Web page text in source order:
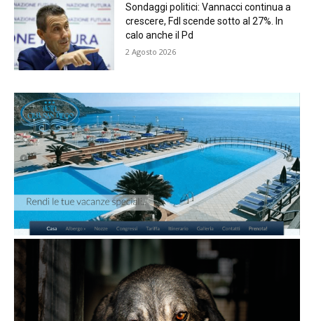
Sondaggi politici: Vannacci continua a
crescere, FdI scende sotto al 27%. In
calo anche il Pd
2 Agosto 2026